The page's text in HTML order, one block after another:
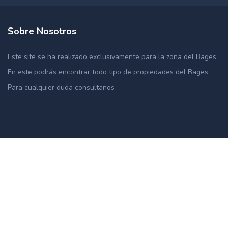
Sobre Nosotros
Este site se ha realizado exclusivamente para la zona del Bages.
En este podrás encontrar todo tipo de propiedades del Bages.
Para cualquier duda consultanos